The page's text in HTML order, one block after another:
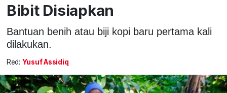
Bibit Disiapkan
Bantuan benih atau biji kopi baru pertama kali
dilakukan.
Red: Yusuf Assidiq